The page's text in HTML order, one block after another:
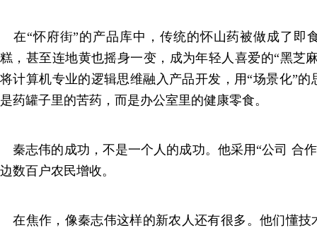
在“怀府街”的产品库中，传统的怀山药被做成了即
糕，甚至连地黄也摇身一变，成为年轻人喜爱的“黑芝
将计算机专业的逻辑思维融入产品开发，用“场景化”
是药罐子里的苦药，而是办公室里的健康零食。
秦志伟的成功，不是一个人的成功。他采用“公司 合
边数百户农民增收。
在焦作，像秦志伟这样的新农人还有很多。他们懂技